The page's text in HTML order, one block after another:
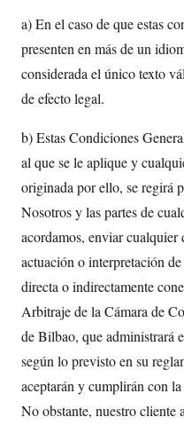
a) En el caso de que estas
presenten en más de un
considerada el único texto
de efecto legal.
b) Estas Condiciones
al que se le aplique y
originada por ello, se regirá
Nosotros y las partes de
acordamos, enviar cualquier
actuación o interpretación
directa o indirectamente
Arbitraje de la Cámara de
de Bilbao, que administrará
según lo previsto en su
aceptarán y cumplirán con
No obstante, nuestro cliente